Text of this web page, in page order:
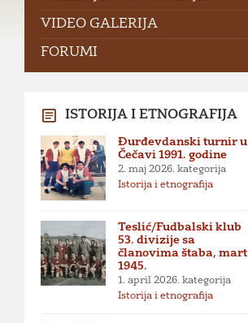
VIDEO GALERIJA
FORUMI
ISTORIJA I ETNOGRAFIJA
Đurđevdanski turnir u
Čečavi 1991. godine
2. maj 2026. kategorija
Istorija i etnografija
Teslić/Fudbalski klub
53. divizije sa
članovima štaba, mart
1945.
1. april 2026. kategorija
Istorija i etnografija